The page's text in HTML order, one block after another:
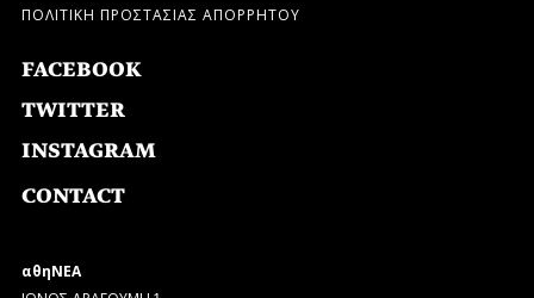
ΠΟΛΙΤΙΚΗ ΠΡΟΣΤΑΣΙΑΣ ΑΠΟΡΡΗΤΟΥ
FACEBOOK
TWITTER
INSTAGRAM
CONTACT
αθηΝΕΑ